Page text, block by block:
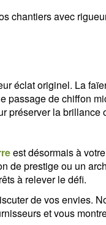
chantiers avec
éclat originel. La
passage de chiffon
la brillance
est désormais à
de prestige ou un
à relever le défi.
de vos envies.
et vous